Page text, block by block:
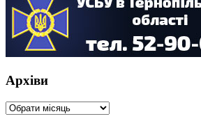
Архіви
Архіви